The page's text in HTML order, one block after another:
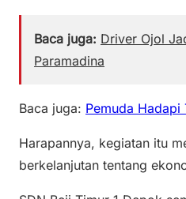
Baca juga: Driver Ojol
Paramadina
Baca juga: Pemuda Hadapi
Harapannya, kegiatan itu
berkelanjutan tentang